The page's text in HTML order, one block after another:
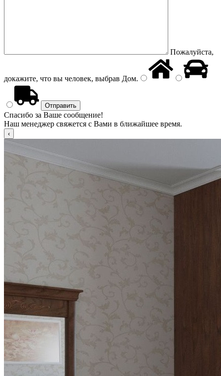
Пожалуйста,
докажите, что вы человек, выбрав Дом.
Спасибо за Ваше сообщение!
Наш менеджер свяжется с Вами в ближайшее время.